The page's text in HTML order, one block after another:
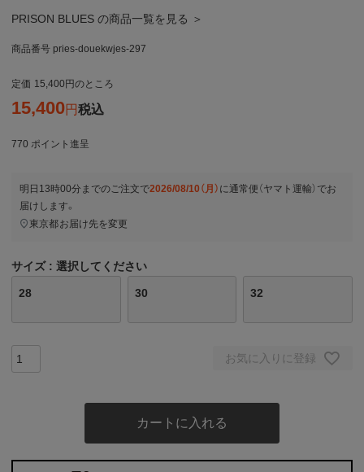
PRISON BLUES の商品一覧を見る ＞
商品番号 pries-douekwjes-297
定価 15,400 のところ
15,400 税込
770 ポイント進呈
明日 13時00分 までのご注文で2026/08/10（月） に通常便（ヤマト運輸） でお
届けします。
東京都お届け先を変更
サイズ 選択してください
28 30 32
お気に入りに登録
カートに入れる